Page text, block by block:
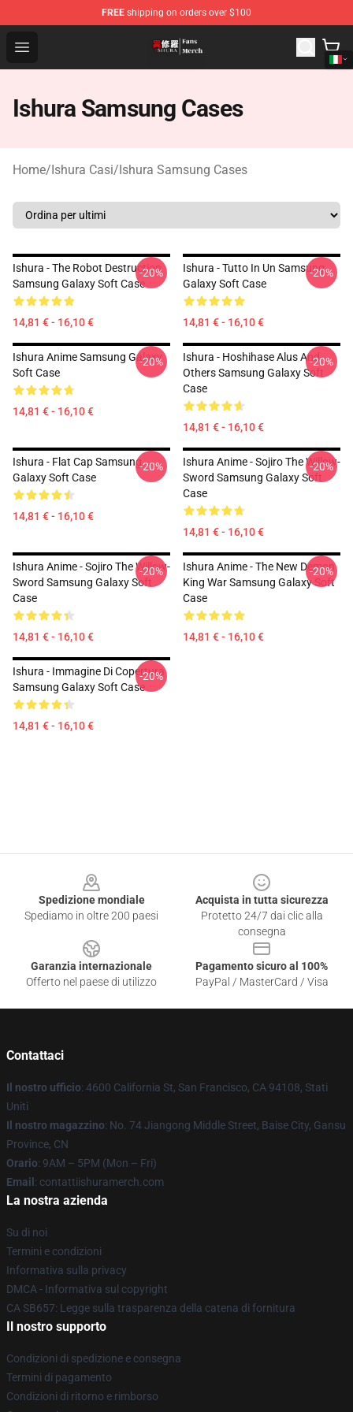
FREE shipping on orders over $100
Open menu
Ishura Store - Official Ishura Merchandise Shop
Ishura Samsung Cases
Home/Ishura Casi/Ishura Samsung Cases
Ishura - The Robot Destruction
Samsung Galaxy Soft Case
14,81 € - 16,10 €
-20%
Ishura - Tutto In Un Samsung
Galaxy Soft Case
14,81 € - 16,10 €
-20%
Ishura Anime Samsung Galaxy
Soft Case
14,81 € - 16,10 €
-20%
Ishura - Hoshihase Alus And
Others Samsung Galaxy Soft
Case
14,81 € - 16,10 €
-20%
Ishura - Flat Cap Samsung
Galaxy Soft Case
14,81 € - 16,10 €
-20%
Ishura Anime - Sojiro The Willow-
Sword Samsung Galaxy Soft
Case
14,81 € - 16,10 €
-20%
Ishura Anime - Sojiro The Willow-
Sword Samsung Galaxy Soft
Case
14,81 € - 16,10 €
-20%
Ishura Anime - The New Demon
King War Samsung Galaxy Soft
Case
14,81 € - 16,10 €
-20%
Ishura - Immagine Di Copertura
Samsung Galaxy Soft Case
14,81 € - 16,10 €
-20%
Spedizione mondiale
Spediamo in oltre 200 paesi
Acquista in tutta sicurezza
Protetto 24/7 dai clic alla
consegna
Garanzia internazionale
Offerto nel paese di utilizzo
Pagamento sicuro al 100%
PayPal / MasterCard / Visa
Contattaci
Il nostro ufficio: 4600 California St, San Francisco, CA 94108, Stati
Uniti
Il nostro magazzino: No. 74 Jiangong Middle Street, Baise City, Gansu
Province, CN
Orario: 9AM – 5PM (Mon – Fri)
Email : contattiishuramerch.com
La nostra azienda
Su di noi
Termini e condizioni
Informativa sulla privacy
DMCA - Informativa sul copyright
CA SB657: Legge sulla trasparenza della catena di fornitura
Il nostro supporto
Condizioni di spedizione e consegna
Termini di pagamento
Condizioni di ritorno e rimborso